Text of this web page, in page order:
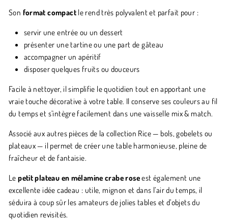
Son format compactle rend très polyvalent et parfait pour :
servir une entrée ou un dessert
présenter une tartine ou une part de gâteau
accompagner un apéritif
disposer quelques fruits ou douceurs
Facile à nettoyer, il simplifie le quotidien tout en apportant une
vraie touche décorative à votre table. Il conserve ses couleurs au fil
du temps et s’intègre facilement dans une vaisselle mix & match.
Associé aux autres pièces de la collection Rice — bols, gobelets ou
plateaux — il permet de créer une table harmonieuse, pleine de
fraîcheur et de fantaisie.
Lepetit plateau en mélamine crabe roseest également une
excellente idée cadeau : utile, mignon et dans l’air du temps, il
séduira à coup sûr les amateurs de jolies tables et d’objets du
quotidien revisités.